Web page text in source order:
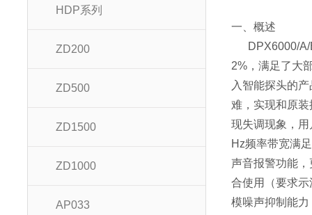
HDP系列
ZD200
ZD500
ZD1500
ZD1000
AP033
一、概述
DPX6000/A/
2%，满足了大
入智能探头的
难，实现和原
现失调现象，
Hz频率带宽满
声音报警功能
合使用（要求
模噪声抑制能